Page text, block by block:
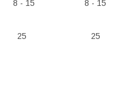
8 - 15 8 - 15
25 25